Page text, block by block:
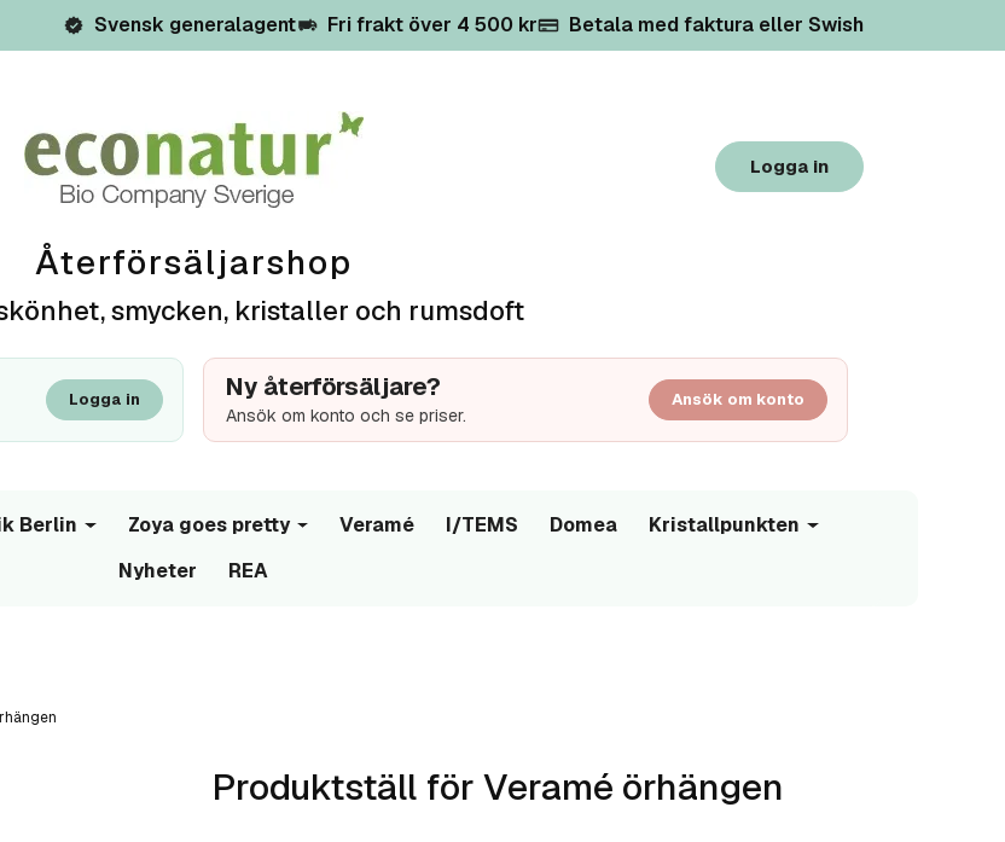
Svensk generalagent Fri frakt över 4 500 kr Betala med faktura eller Swish
Logga in
Återförsäljarshop
smycken, kristaller och rumsdoft
Logga in Ny återförsäljare?
Ansök om konto och se priser.
Ansök om konto
Berlin Zoya goes pretty Veramé I/TEMS Domea
Kristallpunkten
Nyheter
REA
Produktställ för Veramé örhängen